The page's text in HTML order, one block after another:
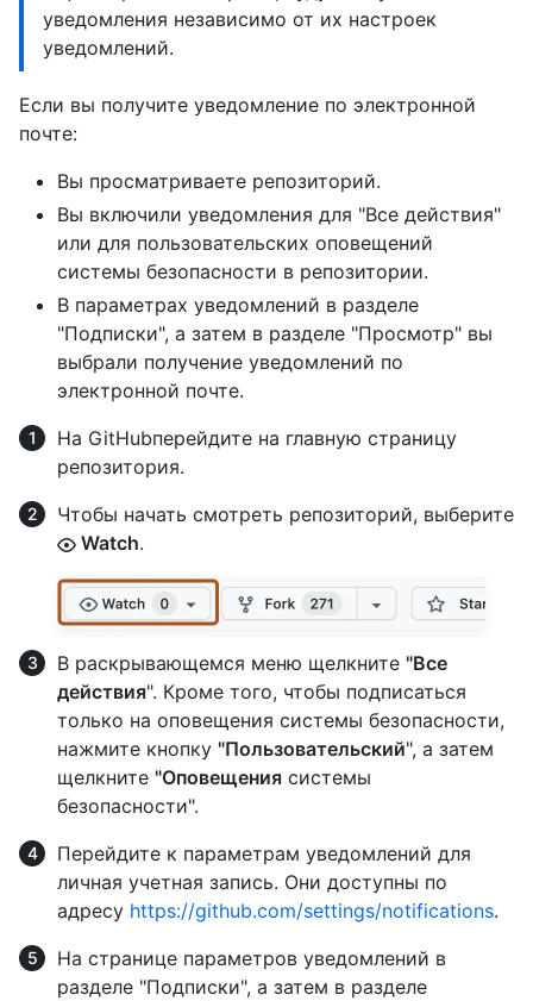
уведомления независимо от их настроек
уведомлений.
Если вы получите уведомление по электронной
почте:
Вы просматриваете репозиторий.
Вы включили уведомления для "Все действия"
или для пользовательских оповещений
системы безопасности в репозитории.
В параметрах уведомлений в разделе
"Подписки", а затем в разделе "Просмотр" вы
выбрали получение уведомлений по
электронной почте.
На GitHubперейдите на главную страницу
репозитория.
Чтобы начать смотреть репозиторий, выберите
Watch.
В раскрывающемся меню щелкните "Все
действия". Кроме того, чтобы подписаться
только на оповещения системы безопасности,
нажмите кнопку "Пользовательский", а затем
щелкните "Оповещения системы
безопасности".
Перейдите к параметрам уведомлений для
личная учетная запись. Они доступны по
адресу https://github.com/settings/notifications.
На странице параметров уведомлений в
разделе "Подписки", а затем в разделе